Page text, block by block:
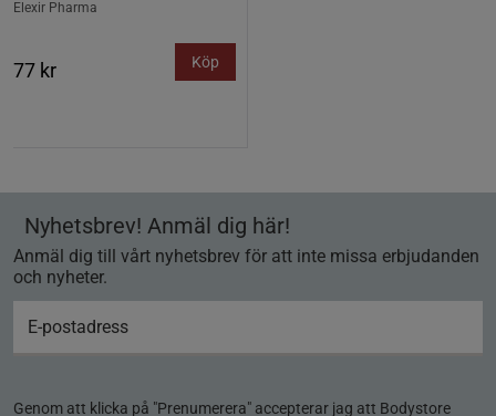
Elexir Pharma
77 kr Köp
Nyhetsbrev! Anmäl dig här!
Anmäl dig till vårt nyhetsbrev för att inte missa erbjudanden
och nyheter.
Genom att klicka på "Prenumerera" accepterar jag att Bodystore